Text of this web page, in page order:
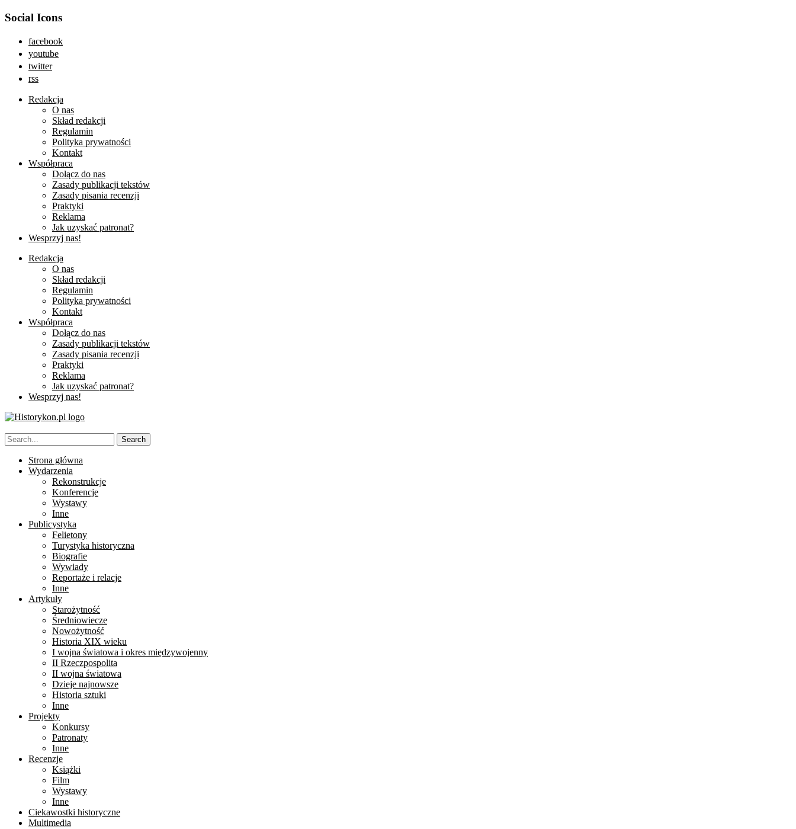
Social Icons
facebook
youtube
twitter
rss
Redakcja
O nas
Skład redakcji
Regulamin
Polityka prywatności
Kontakt
Współpraca
Dołącz do nas
Zasady publikacji tekstów
Zasady pisania recenzji
Praktyki
Reklama
Jak uzyskać patronat?
Wesprzyj nas!
Redakcja
O nas
Skład redakcji
Regulamin
Polityka prywatności
Kontakt
Współpraca
Dołącz do nas
Zasady publikacji tekstów
Zasady pisania recenzji
Praktyki
Reklama
Jak uzyskać patronat?
Wesprzyj nas!
Strona główna
Wydarzenia
Rekonstrukcje
Konferencje
Wystawy
Inne
Publicystyka
Felietony
Turystyka historyczna
Biografie
Wywiady
Reportaże i relacje
Inne
Artykuły
Starożytność
Średniowiecze
Nowożytność
Historia XIX wieku
I wojna światowa i okres międzywojenny
II Rzeczpospolita
II wojna światowa
Dzieje najnowsze
Historia sztuki
Inne
Projekty
Konkursy
Patronaty
Inne
Recenzje
Książki
Film
Wystawy
Inne
Ciekawostki historyczne
Multimedia